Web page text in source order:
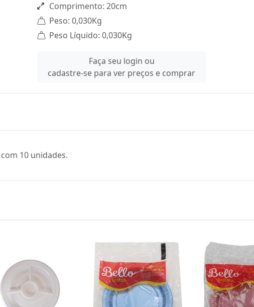
Comprimento: 20cm
Peso: 0,030Kg
Peso Líquido: 0,030Kg
Faça seu login ou
cadastre-se para ver preços e comprar
10 unidades.